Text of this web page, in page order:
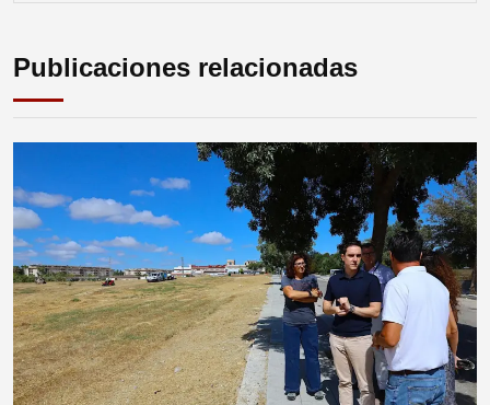
Publicaciones relacionadas